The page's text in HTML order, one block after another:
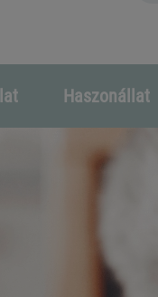
Haszonállat